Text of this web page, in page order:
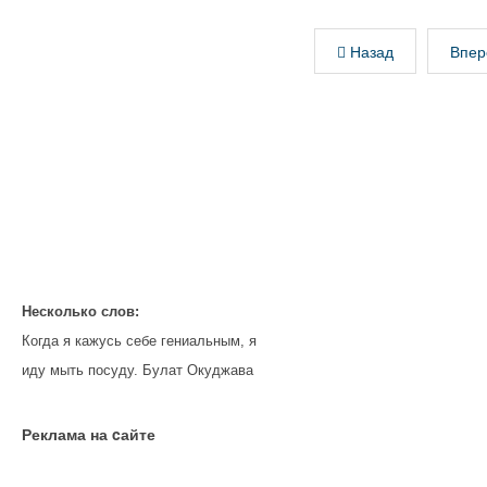
Назад
Несколько слов:
Когда я кажусь себе гениальным, я
иду мыть посуду. Булат Окуджава
Реклама на cайте